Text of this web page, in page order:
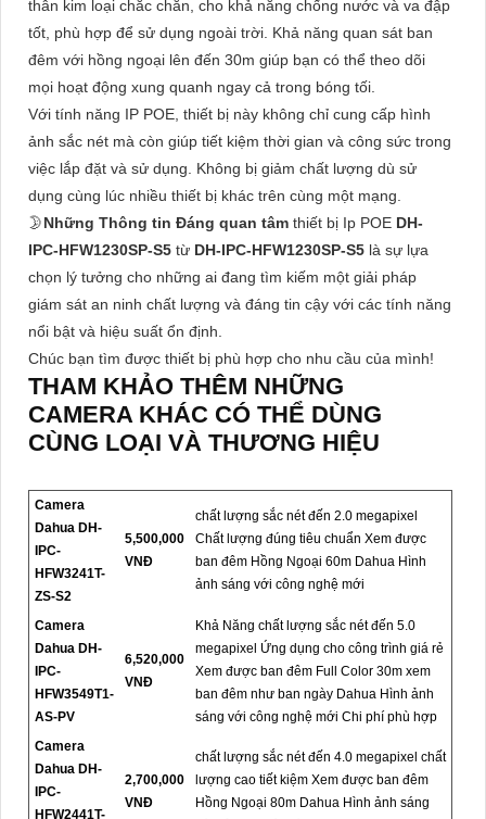
thân kim loại chắc chắn, cho khả năng chống nước và va đập
tốt, phù hợp để sử dụng ngoài trời. Khả năng quan sát ban
đêm với hồng ngoại lên đến 30m giúp bạn có thể theo dõi
mọi hoạt động xung quanh ngay cả trong bóng tối.
Với tính năng IP POE, thiết bị này không chỉ cung cấp hình
ảnh sắc nét mà còn giúp tiết kiệm thời gian và công sức trong
việc lắp đặt và sử dụng. Không bị giảm chất lượng dù sử
dụng cùng lúc nhiều thiết bị khác trên cùng một mạng.
🌛Những Thông tin Đáng quan tâm thiết bị Ip POE DH-
IPC-HFW1230SP-S5 từ DH-IPC-HFW1230SP-S5 là sự lựa
chọn lý tưởng cho những ai đang tìm kiếm một giải pháp
giám sát an ninh chất lượng và đáng tin cậy với các tính năng
nổi bật và hiệu suất ổn định.
Chúc bạn tìm được thiết bị phù hợp cho nhu cầu của mình!
THAM KHẢO THÊM NHỮNG
CAMERA KHÁC CÓ THỂ DÙNG
CÙNG LOẠI VÀ THƯƠNG HIỆU
Camera
Dahua DH-
IPC-
HFW3241T-
ZS-S2
5,500,000
VNĐ
chất lượng sắc nét đến 2.0 megapixel
Chất lượng đúng tiêu chuẩn Xem được
ban đêm Hồng Ngoại 60m Dahua Hình
ảnh sáng với công nghệ mới
Camera
Dahua DH-
IPC-
HFW3549T1-
AS-PV
6,520,000
VNĐ
Khả Năng chất lượng sắc nét đến 5.0
megapixel Ứng dụng cho công trình giá rẻ
Xem được ban đêm Full Color 30m xem
ban đêm như ban ngày Dahua Hình ảnh
sáng với công nghệ mới Chi phí phù hợp
Camera
Dahua DH-
IPC-
HFW2441T-
2,700,000
VNĐ
chất lượng sắc nét đến 4.0 megapixel chất
lượng cao tiết kiệm Xem được ban đêm
Hồng Ngoại 80m Dahua Hình ảnh sáng